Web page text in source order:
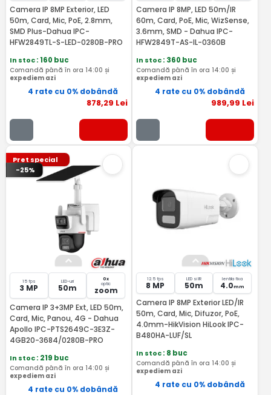
Camera IP 8MP Exterior, LED
50m, Card, Mic, PoE, 2.8mm,
SMD Plus-Dahua IPC-
HFW2849TL-S-LED-0280B-PRO
In stoc: 160 buc
Comandă până în ora 14:00 și
expediem azi
4 rate cu 0% dobândă
878,29 Lei
Camera IP 8MP, LED 50m/IR
60m, Card, PoE, Mic, WizSense,
3.6mm, SMD - Dahua IPC-
HFW2849T-AS-IL-0360B
In stoc: 360 buc
Comandă până în ora 14:00 și
expediem azi
4 rate cu 0% dobândă
989,99 Lei
Pret special
-25%
15 fps
3 MP
LED-uri
50m
0x
optic
zoom
Camera IP 3+3MP Ext, LED 50m,
Card, Mic, Panou, 4G - Dahua
Apollo IPC-PTS2649C-3E3Z-
4GB20-3684/0280B-PRO
In stoc: 219 buc
Comandă până în ora 14:00 și
expediem azi
4 rate cu 0% dobândă
12.5 fps
8 MP
LED si IR
50m
lentila fixa
4.0mm
Camera IP 8MP Exterior LED/IR
50m, Card, Mic, Difuzor, PoE,
4.0mm-HikVision HiLook IPC-
B480HA-LUF/SL
In stoc: 8 buc
Comandă până în ora 14:00 și
expediem azi
4 rate cu 0% dobândă